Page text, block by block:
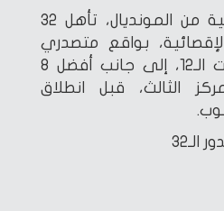
شهدت النسخة الحالية من المونديال، تأهل 32
بواقع متصدري
ووصيفي المجموعات الـ12، إلى جانب أفضل 8
الثالث، قبل انطلاق
الـ32